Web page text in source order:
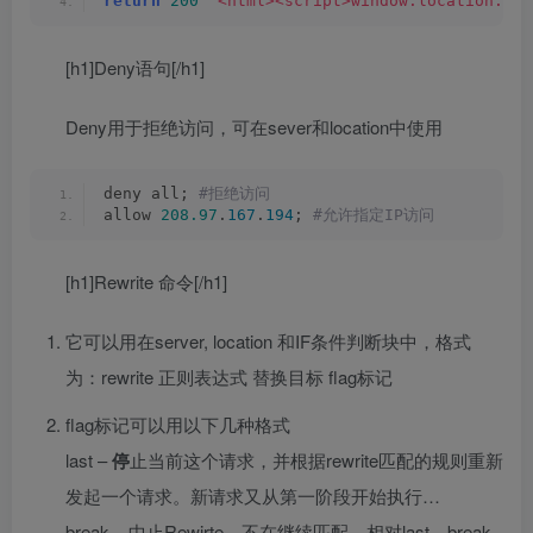
[h1]Deny语句[/h1]
Deny用于拒绝访问，可在sever和location中使用
deny all;
#拒绝访问
allow 208.97 . 167 . 194 ; #允许指定IP访问
[h1]Rewrite 命令[/h1]
它可以用在server, location 和IF条件判断块中，格式
为：rewrite 正则表达式 替换目标 flag标记
flag标记可以用以下几种格式
last –停止当前这个请求，并根据rewrite匹配的规则重新
发起一个请求。新请求又从第一阶段开始执行…